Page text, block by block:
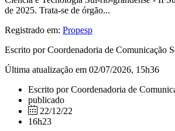
de 2025. Trata-se de órgão...
Registrado em: Propesp
Escrito por Coordenadoria de Comunicação
Última atualização em 02/07/2026, 15h36
Escrito por Coordenadoria de
publicado
22/12/22
16h23